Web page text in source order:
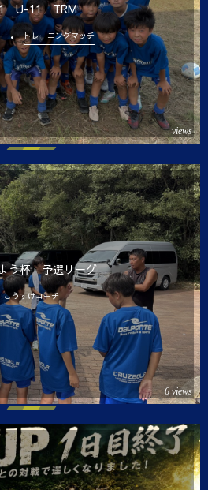
U-11 TRM
トレーニングマッチ
views
う杯 予選リーグ
こうすけコーチ
6 views